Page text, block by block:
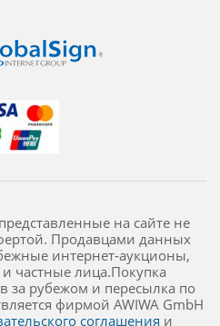
на сайте не
Продавцами данных
интернет-аукционы,
частные лица.Покупка
за рубежом и пересылка по
фирмой AWIWA GmbH
соглашения и